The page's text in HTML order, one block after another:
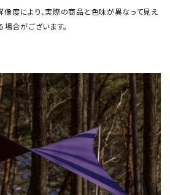
度により、実際の商品と色味が異なって見え
場合がございます。